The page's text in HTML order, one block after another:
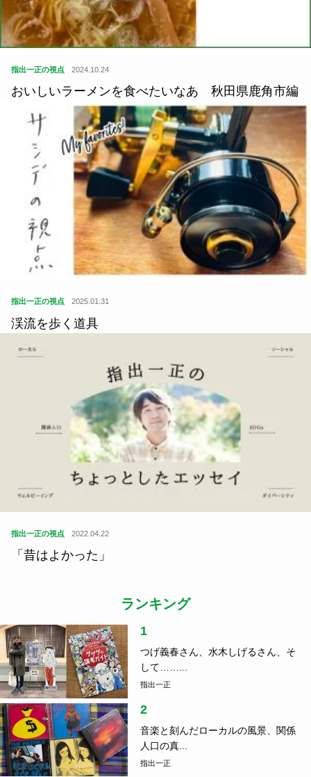
指出一正の視点 2024.10.24
おいしいラーメンを食べたいなあ 秋田県鹿角市編
指出一正の視点 2025.01.31
渓流を歩く道具
指出一正の視点 2022.04.22
「昔はよかった」
ランキング
1
つげ義春さん、水木しげるさん、そ
して……...
指出一正
2
音楽と刻んだローカルの風景、関係
人口の真...
指出一正